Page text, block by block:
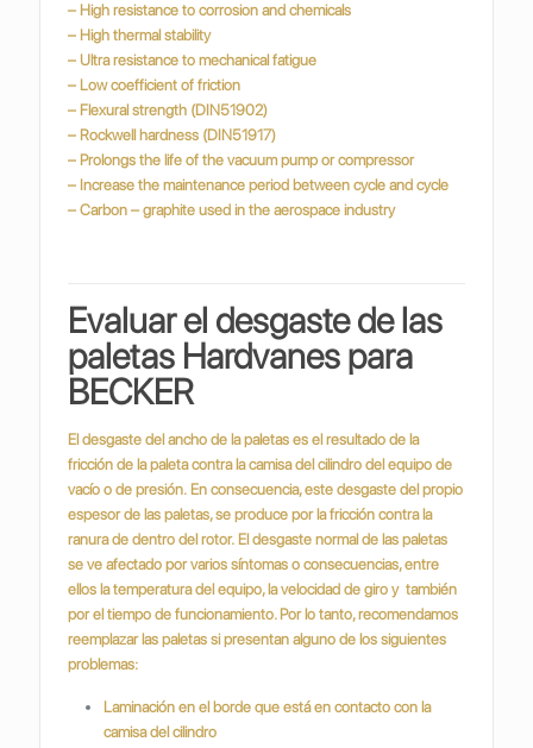
– High resistance to corrosion and chemicals
– High thermal stability
– Ultra resistance to mechanical fatigue
– Low coefficient of friction
– Flexural strength (DIN51902)
– Rockwell hardness (DIN51917)
– Prolongs the life of the vacuum pump or compressor
– Increase the maintenance period between cycle and cycle
– Carbon – graphite used in the aerospace industry
Evaluar el desgaste de las
paletas Hardvanes para
BECKER
El desgaste del ancho de la paletas es el resultado de la
fricción de la paleta contra la camisa del cilindro del equipo de
vacío o de presión. En consecuencia, este desgaste del propio
espesor de las paletas, se produce por la fricción contra la
ranura de dentro del rotor. El desgaste normal de las paletas
se ve afectado por varios síntomas o consecuencias, entre
ellos la temperatura del equipo, la velocidad de giro y también
por el tiempo de funcionamiento. Por lo tanto, recomendamos
reemplazar las paletas si presentan alguno de los siguientes
problemas:
Laminación en el borde que está en contacto con la
camisa del cilindro